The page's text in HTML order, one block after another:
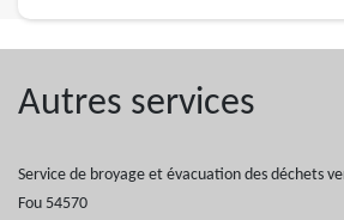
Autres services
Service de broyage et évacuation des déchets
Fou 54570